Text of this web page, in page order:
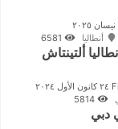
أنطاليا
ألتينتاش
دبي